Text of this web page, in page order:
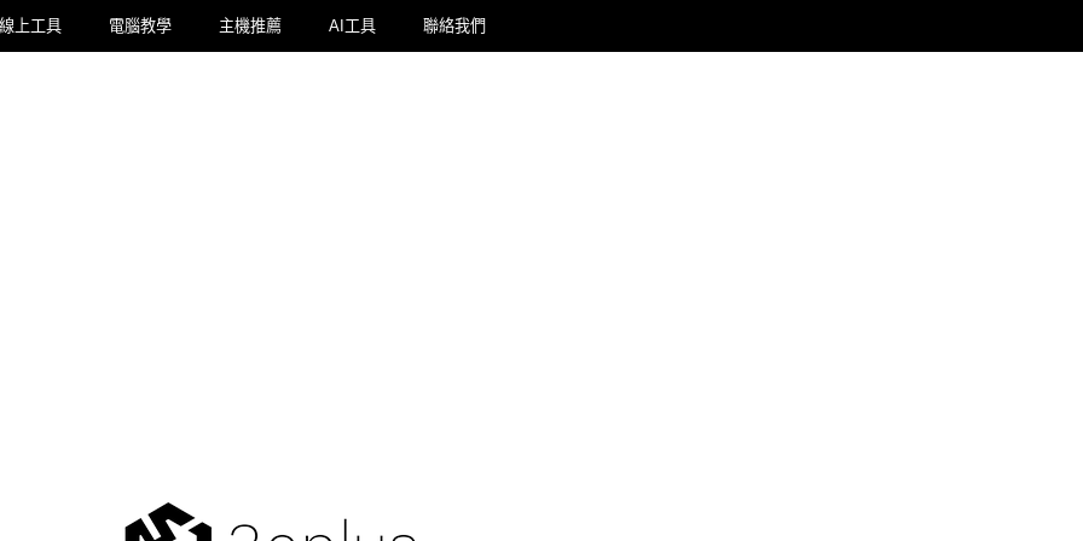
線上工具 電腦教學 主機推薦 AI工具 聯絡我們